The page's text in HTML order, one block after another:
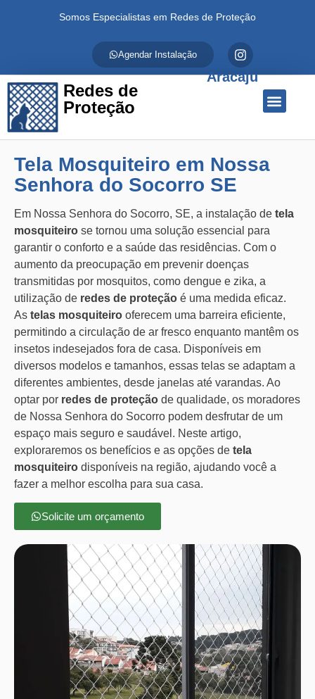
Somos Especialistas em Redes de Proteção
Agendar Instalação
Redes de
Proteção
Aracaju
Tela Mosquiteiro em Nossa
Senhora do Socorro SE
Em Nossa Senhora do Socorro, SE, a instalação de tela
mosquiteiro se tornou uma solução essencial para
garantir o conforto e a saúde das residências. Com o
aumento da preocupação em prevenir doenças
transmitidas por mosquitos, como dengue e zika, a
utilização de redes de proteção é uma medida eficaz.
As telas mosquiteiro oferecem uma barreira eficiente,
permitindo a circulação de ar fresco enquanto mantêm os
insetos indesejados fora de casa. Disponíveis em
diversos modelos e tamanhos, essas telas se adaptam a
diferentes ambientes, desde janelas até varandas. Ao
optar por redes de proteção de qualidade, os moradores
de Nossa Senhora do Socorro podem desfrutar de um
espaço mais seguro e saudável. Neste artigo,
exploraremos os benefícios e as opções de tela
mosquiteiro disponíveis na região, ajudando você a
fazer a melhor escolha para sua casa.
Solicite um orçamento